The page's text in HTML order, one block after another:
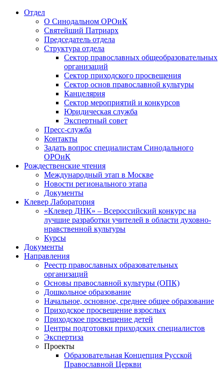
Отдел
О Синодальном ОРОиК
Святейший Патриарх
Председатель отдела
Структура отдела
Сектор православных общеобразовательных
организаций
Сектор приходского просвещения
Сектор основ православной культуры
Канцелярия
Сектор мероприятий и конкурсов
Юридическая служба
Экспертный совет
Пресс-служба
Контакты
Задать вопрос специалистам Синодального
ОРОиК
Рождественские чтения
Международный этап в Москве
Новости регионального этапа
Документы
Клевер Лаборатория
«Клевер ДНК» – Всероссийский конкурс на
лучшие разработки учителей в области духовно-
нравственной культуры
Курсы
Документы
Направления
Реестр православных образовательных
организаций
Основы православной культуры (ОПК)
Дошкольное образование
Начальное, основное, среднее общее образование
Приходское просвещение взрослых
Приходское просвещение детей
Центры подготовки приходских специалистов
Экспертиза
Проекты
Образовательная Концепция Русской
Православной Церкви